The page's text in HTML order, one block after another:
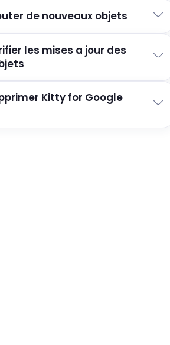
de nouveaux objets
les mises a jour des
Kitty for Google